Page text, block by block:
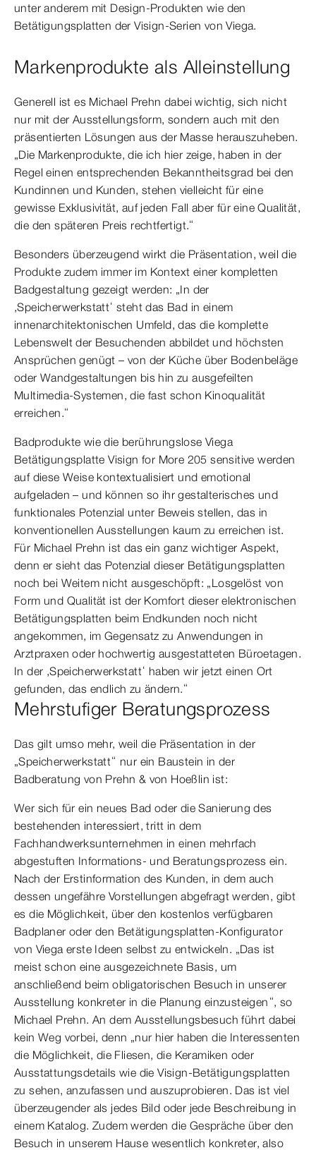
unter anderem mit Design-Produkten wie den
Betätigungsplatten der Visign-Serien von Viega.
Markenprodukte als Alleinstellung
Generell ist es Michael Prehn dabei wichtig, sich nicht
nur mit der Ausstellungsform, sondern auch mit den
präsentierten Lösungen aus der Masse herauszuheben.
„Die Markenprodukte, die ich hier zeige, haben in der
Regel einen entsprechenden Bekanntheitsgrad bei den
Kundinnen und Kunden, stehen vielleicht für eine
gewisse Exklusivität, auf jeden Fall aber für eine Qualität,
die den späteren Preis rechtfertigt.“
Besonders überzeugend wirkt die Präsentation, weil die
Produkte zudem immer im Kontext einer kompletten
Badgestaltung gezeigt werden: „In der
,Speicherwerkstatt‘ steht das Bad in einem
innenarchitektonischen Umfeld, das die komplette
Lebenswelt der Besuchenden abbildet und höchsten
Ansprüchen genügt – von der Küche über Bodenbeläge
oder Wandgestaltungen bis hin zu ausgefeilten
Multimedia-Systemen, die fast schon Kinoqualität
erreichen.“
Badprodukte wie die berührungslose Viega
Betätigungsplatte Visign for More 205 sensitive werden
auf diese Weise kontextualisiert und emotional
aufgeladen – und können so ihr gestalterisches und
funktionales Potenzial unter Beweis stellen, das in
konventionellen Ausstellungen kaum zu erreichen ist.
Für Michael Prehn ist das ein ganz wichtiger Aspekt,
denn er sieht das Potenzial dieser Betätigungsplatten
noch bei Weitem nicht ausgeschöpft: „Losgelöst von
Form und Qualität ist der Komfort dieser elektronischen
Betätigungsplatten beim Endkunden noch nicht
angekommen, im Gegensatz zu Anwendungen in
Arztpraxen oder hochwertig ausgestatteten Büroetagen.
In der ,Speicherwerkstatt‘ haben wir jetzt einen Ort
gefunden, das endlich zu ändern.“
Mehrstufiger Beratungsprozess
Das gilt umso mehr, weil die Präsentation in der
„Speicherwerkstatt“ nur ein Baustein in der
Badberatung von Prehn & von Hoeßlin ist:
Wer sich für ein neues Bad oder die Sanierung des
bestehenden interessiert, tritt in dem
Fachhandwerksunternehmen in einen mehrfach
abgestuften Informations- und Beratungsprozess ein.
Nach der Erstinformation des Kunden, in dem auch
dessen ungefähre Vorstellungen abgefragt werden, gibt
es die Möglichkeit, über den kostenlos verfügbaren
Badplaner oder den Betätigungsplatten-Konfigurator
von Viega erste Ideen selbst zu entwickeln. „Das ist
meist schon eine ausgezeichnete Basis, um
anschließend beim obligatorischen Besuch in unserer
Ausstellung konkreter in die Planung einzusteigen“, so
Michael Prehn. An dem Ausstellungsbesuch führt dabei
kein Weg vorbei, denn „nur hier haben die Interessenten
die Möglichkeit, die Fliesen, die Keramiken oder
Ausstattungsdetails wie die Visign-Betätigungsplatten
zu sehen, anzufassen und auszuprobieren. Das ist viel
überzeugender als jedes Bild oder jede Beschreibung in
einem Katalog. Zudem werden die Gespräche über den
Besuch in unserem Hause wesentlich konkreter, also